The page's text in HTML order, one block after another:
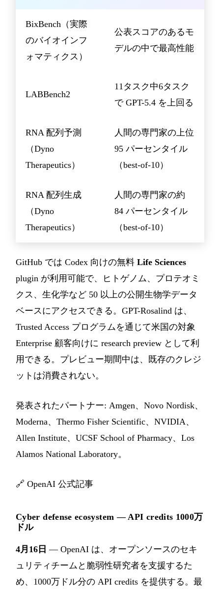
BixBench（実際
のバイオインフ
ォマティクス）
公表スコアのあるモ
デルの中で最高性能
LABBench2
11タスク中6タスク
で GPT-5.4 を上回る
RNA 配列予測
（Dyno
Therapeutics）
人間の専門家の上位
95 パーセンタイル
（best-of-10）
RNA 配列生成
（Dyno
Therapeutics）
人間の専門家の約
84 パーセンタイル
（best-of-10）
GitHub では Codex 向けの無料 Life Sciences
plugin が利用可能で、ヒトゲノム、プロテオミ
クス、生化学など 50 以上の公開生物学データ
ベースにアクセスできる。GPT-Rosalind は、
Trusted Access プログラムを通じて米国の対象
Enterprise 顧客向けに research preview として利
用できる。プレビュー期間中は、既存のクレジ
ットは消費されない。
発表されたパートナー: Amgen、Novo Nordisk、
Moderna、Thermo Fisher Scientific、NVIDIA、
Allen Institute、UCSF School of Pharmacy、Los
Alamos National Laboratory。
🔗 OpenAI 公式記事
Cyber defense ecosystem — API credits 1000万
ドル
4月16日 — OpenAI は、オープンソースのセキ
ュリティチームと脆弱性研究者を支援するた
め、1000万ドル分の API credits を提供する。最